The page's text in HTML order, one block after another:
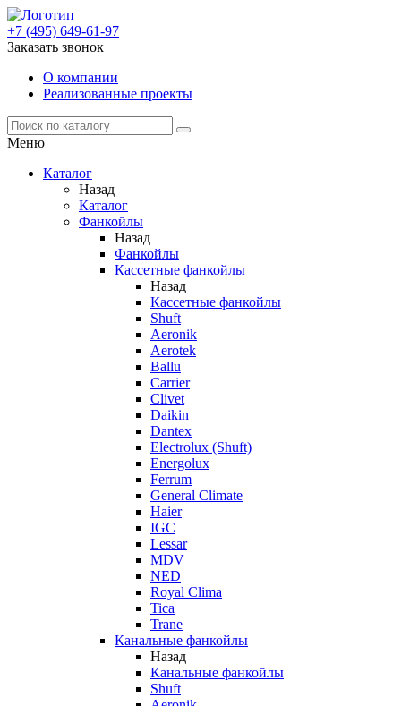
+7 (495) 649-61-97
Заказать звонок
О компании
Реализованные проекты
Меню
Каталог
Назад
Каталог
Фанкойлы
Назад
Фанкойлы
Кассетные фанкойлы
Назад
Кассетные фанкойлы
Shuft
Aeronik
Aerotek
Ballu
Carrier
Clivet
Daikin
Dantex
Electrolux (Shuft)
Energolux
Ferrum
General Climate
Haier
IGC
Lessar
MDV
NED
Royal Clima
Tica
Trane
Канальные фанкойлы
Назад
Канальные фанкойлы
Shuft